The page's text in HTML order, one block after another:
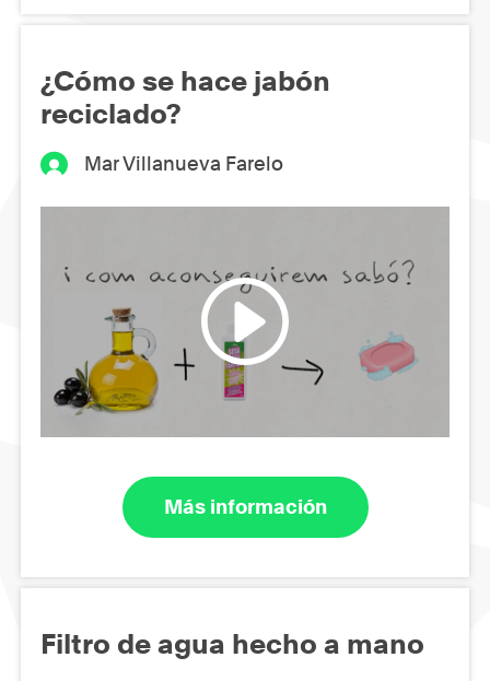
¿Cómo se hace jabón
reciclado?
Mar Villanueva Farelo
Más información
Filtro de agua hecho a mano